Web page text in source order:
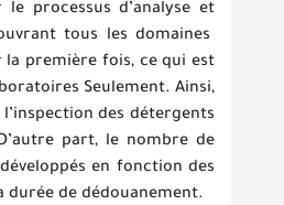
processus d’analyse et
tous les domaines
la première fois, ce qui est
Seulement. Ainsi,
des détergents
part, le nombre de
en fonction des
durée de dédouanement.